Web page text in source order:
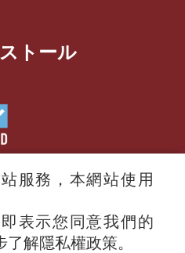
トール
International).
reserved.
服務，本網站使用
表示您同意我們的
了解隱私權政策。